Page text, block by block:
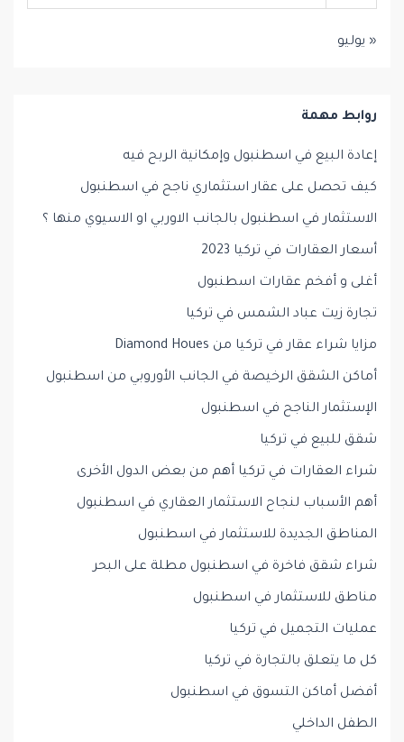
« يوليو
روابط مهمة
إعادة البيع في اسطنبول وإمكانية الربح فيه
كيف تحصل على عقار استثماري ناجح في اسطنبول
الاستثمار في اسطنبول بالجانب الاوربي او الاسيوي منها ؟
أسعار العقارات في تركيا 2023
أغلى و أفخم عقارات اسطنبول
تجارة زيت عباد الشمس في تركيا
مزايا شراء عقار في تركيا من Diamond Houes
أماكن الشقق الرخيصة في الجانب الأوروبي من اسطنبول
الإستثمار الناجح في اسطنبول
شقق للبيع في تركيا
شراء العقارات في تركيا أهم من بعض الدول الأخرى
أهم الأسباب لنجاح الاستثمار العقاري في اسطنبول
المناطق الجديدة للاستثمار في اسطنبول
شراء شقق فاخرة في اسطنبول مطلة على البحر
مناطق للاستثمار في اسطنبول
عمليات التجميل في تركيا
كل ما يتعلق بالتجارة في تركيا
أفضل أماكن التسوق في اسطنبول
الطفل الداخلي